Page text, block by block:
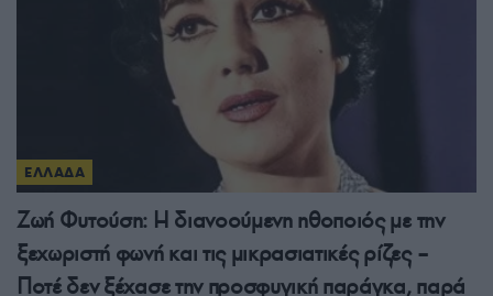
ΕΛΛΑΔΑ
Ζωή Φυτούση: Η διανοούμενη ηθοποιός με την
ξεχωριστή φωνή και τις μικρασιατικές ρίζες –
Ποτέ δεν ξέχασε την προσφυγική παράγκα, παρά